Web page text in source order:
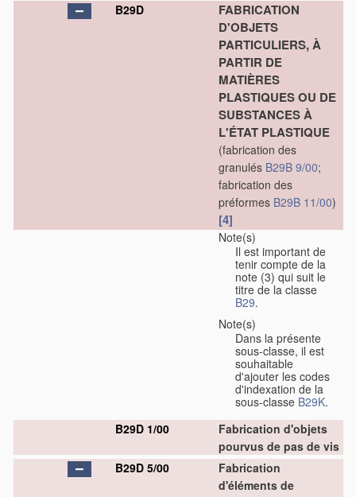
B29D
FABRICATION
D'OBJETS
PARTICULIERS, À
PARTIR DE
MATIÈRES
PLASTIQUES OU DE
SUBSTANCES À
L'ÉTAT PLASTIQUE
(fabrication des
granulés B29B 9/00;
fabrication des
préformes B29B 11/00)
[4]
Note(s)
Il est important de
tenir compte de la
note (3) qui suit le
titre de la classe
B29.
Note(s)
Dans la présente
sous-classe, il est
souhaitable
d'ajouter les codes
d'indexation de la
sous-classe B29K.
B29D 1/00
Fabrication d'objets
pourvus de pas de vis
B29D 5/00
Fabrication
d'éléments de